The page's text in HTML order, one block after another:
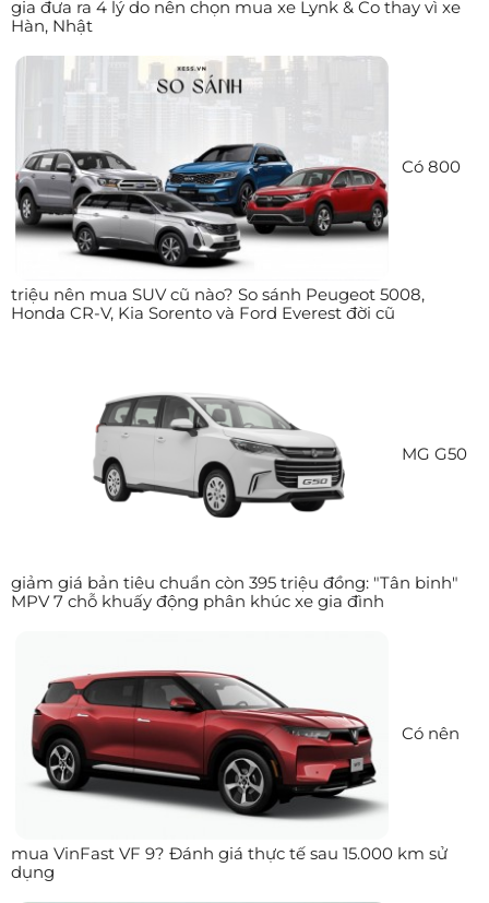
gia đưa ra 4 lý do nên chọn mua xe Lynk & Co thay vì xe
Hàn, Nhật
Có 800
triệu nên mua SUV cũ nào? So sánh Peugeot 5008,
Honda CR-V, Kia Sorento và Ford Everest đời cũ
MG G50
giảm giá bản tiêu chuẩn còn 395 triệu đồng: "Tân binh"
MPV 7 chỗ khuấy động phân khúc xe gia đình
Có nên
mua VinFast VF 9? Đánh giá thực tế sau 15.000 km sử
dụng